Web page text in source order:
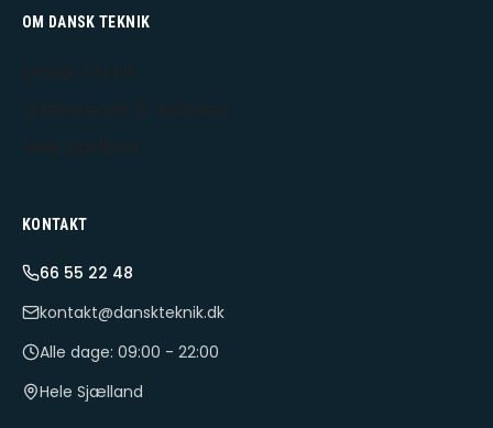
OM DANSK TEKNIK
KONTAKT
66 55 22 48
kontakt@danskteknik.dk
Alle dage: 09:00 - 22:00
Hele Sjælland